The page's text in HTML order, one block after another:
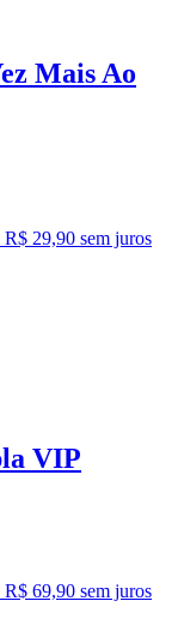
Mais Ao
R$ 29,90 sem juros
VIP
R$ 69,90 sem juros